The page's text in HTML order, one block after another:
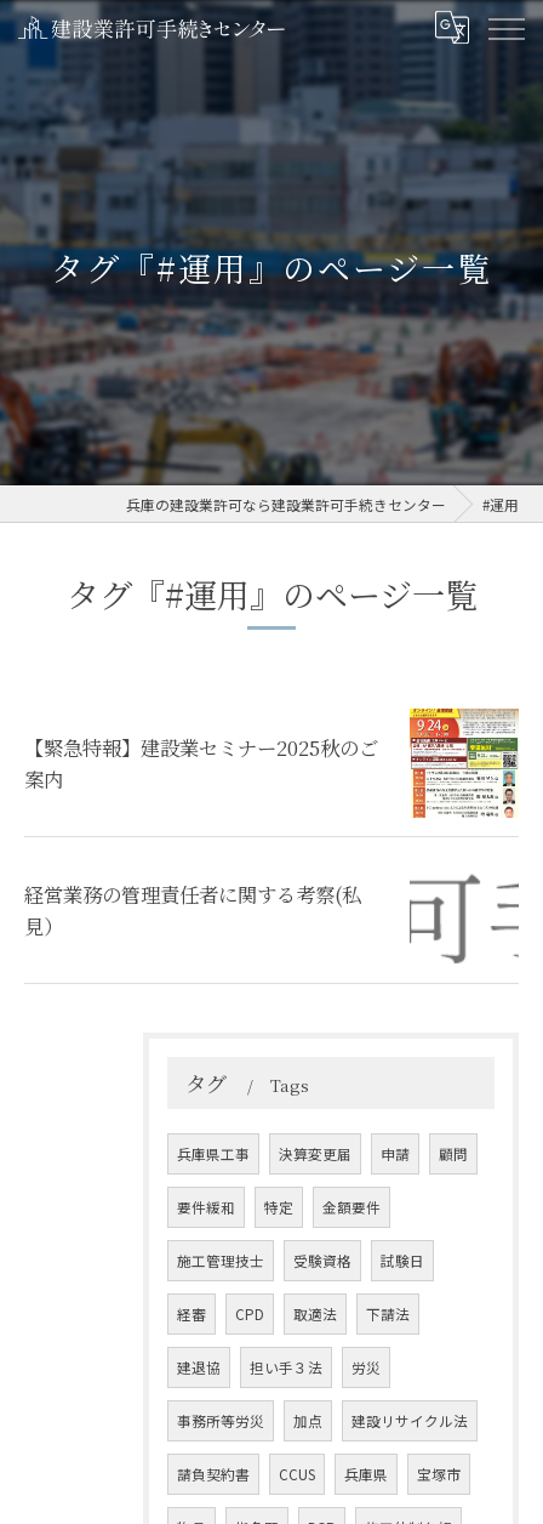
タグ『#運用』のページ一覧
兵庫の建設業許可なら建設業許可手続きセンター #運用
タグ『#運用』のページ一覧
【緊急特報】建設業セミナー2025秋のご
案内
経営業務の管理責任者に関する考察(私
見）
タグ Tags
兵庫県工事 決算変更届 申請 顧問
要件緩和 特定 金額要件
施工管理技士 受験資格 試験日
経審 CPD 取適法 下請法
建退協 担い手３法 労災
事務所等労災 加点 建設リサイクル法
請負契約書 CCUS 兵庫県 宝塚市